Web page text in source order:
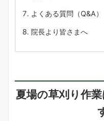
よくある質問（Q&A）
院長より皆さまへ
夏場の草刈り作業